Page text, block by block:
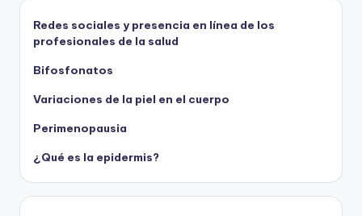
Redes sociales y presencia en línea de los
profesionales de la salud
Bifosfonatos
Variaciones de la piel en el cuerpo
Perimenopausia
¿Qué es la epidermis?